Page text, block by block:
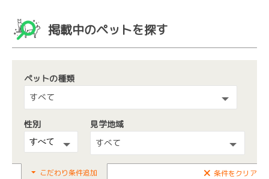
掲載中のペットを探す
ペットの種類
すべて
性別
見学地域
すべて
こだわり条件追加 条件をクリア